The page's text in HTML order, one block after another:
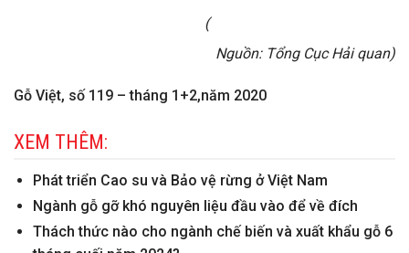
(
Nguồn: Tổng Cục Hải quan)
Gỗ Việt, số 119 – tháng 1+2,năm 2020
XEM THÊM:
Phát triển Cao su và Bảo vệ rừng ở Việt Nam
Ngành gỗ gỡ khó nguyên liệu đầu vào để về đích
Thách thức nào cho ngành chế biến và xuất khẩu gỗ 6